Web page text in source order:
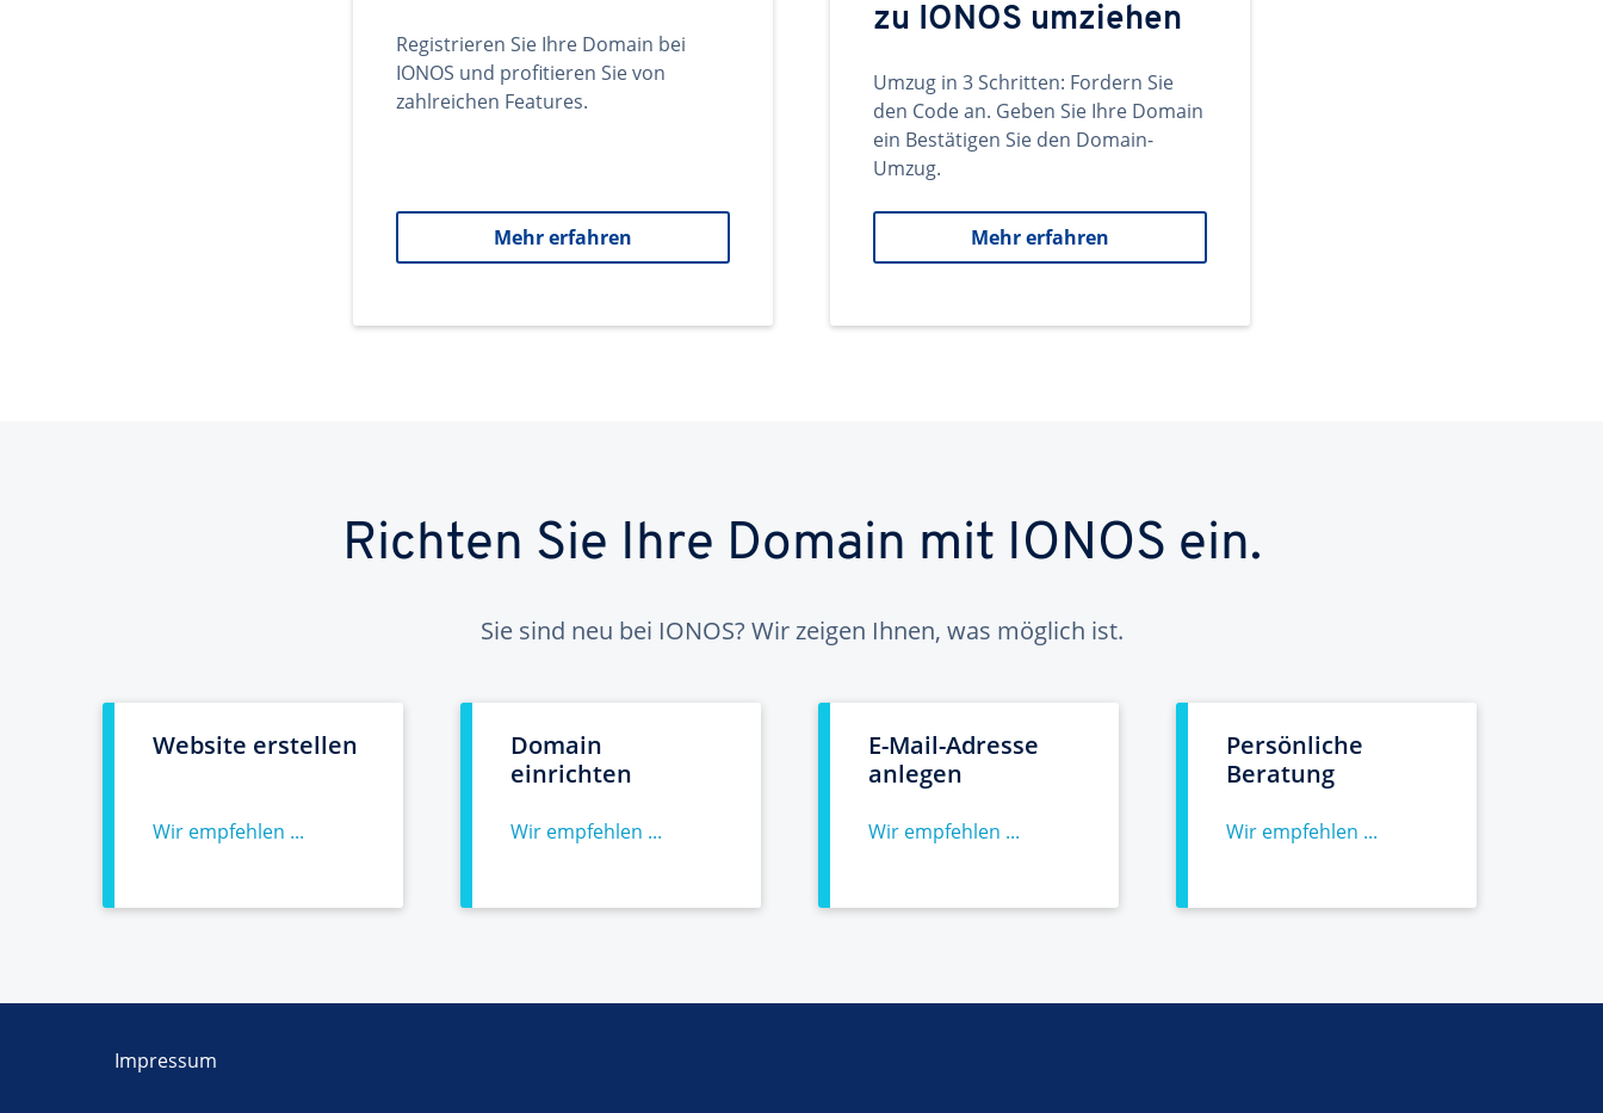
Registrieren Sie Ihre Domain bei
IONOS und profitieren Sie von
zahlreichen Features.
Mehr erfahren
zu IONOS umziehen
Umzug in 3 Schritten: Fordern Sie
den Code an. Geben Sie Ihre Domain
ein Bestätigen Sie den Domain-
Umzug.
Mehr erfahren
Richten Sie Ihre Domain mit IONOS ein.
Sie sind neu bei IONOS? Wir zeigen Ihnen, was möglich ist.
Website erstellen
Wir empfehlen ...
Domain
einrichten
Wir empfehlen ...
E-Mail-Adresse
anlegen
Wir empfehlen ...
Persönliche
Beratung
Wir empfehlen ...
Impressum